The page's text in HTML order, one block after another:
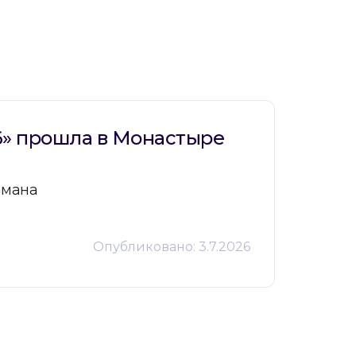
прошла в Монастыре
Опубликовано: 3.7.2026